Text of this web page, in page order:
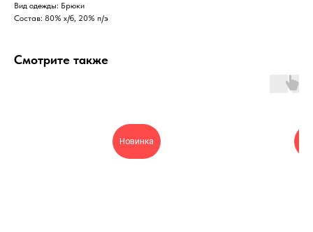
Вид одежды: Брюки
Состав: 80% х/б, 20% п/э
Смотрите также
Новинка